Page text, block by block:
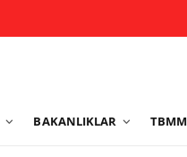
BAKANLIKLAR TBMM